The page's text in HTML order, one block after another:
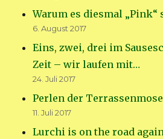
Warum es diesmal „Pink“
6. August 2017
Eins, zwei, drei im
Zeit – wir laufen mit…
24. Juli 2017
Perlen der
11. Juli 2017
Lurchi is on the road